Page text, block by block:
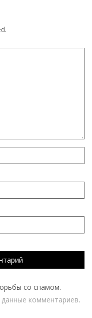
со спамом.
комментариев.